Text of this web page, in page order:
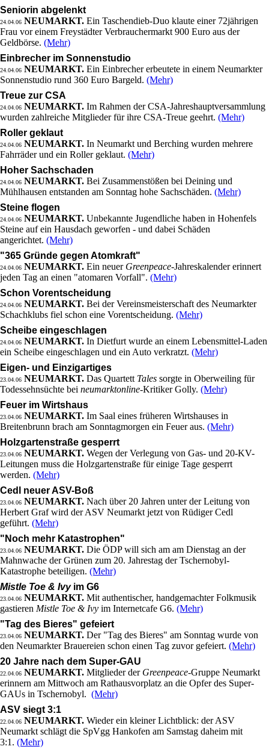
Seniorin abgelenkt
24.04.06 NEUMARKT. Ein Taschendieb-Duo klaute einer 72jährigen
Frau vor einem Freystädter Verbrauchermarkt 900 Euro aus der
Geldbörse. (Mehr)
Einbrecher im Sonnenstudio
24.04.06 NEUMARKT. Ein Einbrecher erbeutete in einem Neumarkter
Sonnenstudio rund 360 Euro Bargeld. (Mehr)
Treue zur CSA
24.04.06 NEUMARKT. Im Rahmen der CSA-Jahreshauptversammlung
wurden zahlreiche Mitglieder für ihre CSA-Treue geehrt. (Mehr)
Roller geklaut
24.04.06 NEUMARKT. In Neumarkt und Berching wurden mehrere
Fahrräder und ein Roller geklaut. (Mehr)
Hoher Sachschaden
24.04.06 NEUMARKT. Bei Zusammenstößen bei Deining und
Mühlhausen entstanden am Sonntag hohe Sachschäden. (Mehr)
Steine flogen
24.04.06 NEUMARKT. Unbekannte Jugendliche haben in Hohenfels
Steine auf ein Hausdach geworfen - und dabei Schäden
angerichtet. (Mehr)
"365 Gründe gegen Atomkraft"
24.04.06 NEUMARKT. Ein neuer Greenpeace-Jahreskalender erinnert
jeden Tag an einen "atomaren Vorfall". (Mehr)
Schon Vorentscheidung
24.04.06 NEUMARKT. Bei der Vereinsmeisterschaft des Neumarkter
Schachklubs fiel schon eine Vorentscheidung. (Mehr)
Scheibe eingeschlagen
24.04.06 NEUMARKT. In Dietfurt wurde an einem Lebensmittel-Laden
ein Scheibe eingeschlagen und ein Auto verkratzt. (Mehr)
Eigen- und Einzigartiges
23.04.06 NEUMARKT. Das Quartett Tales sorgte in Oberweiling für
Todessehnsüchte bei neumarktonline-Kritiker Golly. (Mehr)
Feuer im Wirtshaus
23.04.06 NEUMARKT. Im Saal eines früheren Wirtshauses in
Breitenbrunn brach am Sonntagmorgen ein Feuer aus. (Mehr)
Holzgartenstraße gesperrt
23.04.06 NEUMARKT. Wegen der Verlegung von Gas- und 20-KV-
Leitungen muss die Holzgartenstraße für einige Tage gesperrt
werden. (Mehr)
Cedl neuer ASV-Boß
23.04.06 NEUMARKT. Nach über 20 Jahren unter der Leitung von
Herbert Graf wird der ASV Neumarkt jetzt von Rüdiger Cedl
geführt. (Mehr)
"Noch mehr Katastrophen"
23.04.06 NEUMARKT. Die ÖDP will sich am am Dienstag an der
Mahnwache der Grünen zum 20. Jahrestag der Tschernobyl-
Katastrophe beteiligen. (Mehr)
Mistle Toe & Ivyim G6
23.04.06 NEUMARKT. Mit authentischer, handgemachter Folkmusik
gastieren Mistle Toe & Ivy im Internetcafe G6. (Mehr)
"Tag des Bieres" gefeiert
23.04.06 NEUMARKT. Der "Tag des Bieres" am Sonntag wurde von
den Neumarkter Brauereien schon einen Tag zuvor gefeiert. (Mehr)
20 Jahre nach dem Super-GAU
22.04.06 NEUMARKT. Mitglieder der Greenpeace-Gruppe Neumarkt
erinnern am Mittwoch am Rathausvorplatz an die Opfer des Super-
GAUs in Tschernobyl. (Mehr)
ASV siegt 3:1
22.04.06 NEUMARKT. Wieder ein kleiner Lichtblick: der ASV
Neumarkt schlägt die SpVgg Hankofen am Samstag daheim mit
3:1. (Mehr)